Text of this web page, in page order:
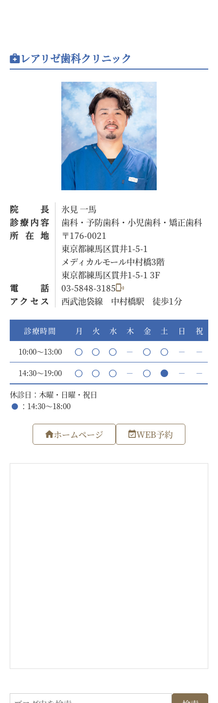
レアリゼ歯科クリニック
院長
氷見 一馬
診療内容
歯科・予防歯科・小児歯科・矯正歯科
所在地
〒176-0021
東京都練馬区貫井1-5-1
メディカルモール中村橋3階
東京都練馬区貫井1-5-1 3F
電話
03-5848-3185
アクセス
西武池袋線 中村橋駅 徒歩1分
休診日：木曜・日曜・祝日
：14:30～18:00
診療時間 月 火 水 木 金 土 日
祝
10:00～13:00
－ －
－
14:30～19:00
－ － －
ホームページ WEB予約